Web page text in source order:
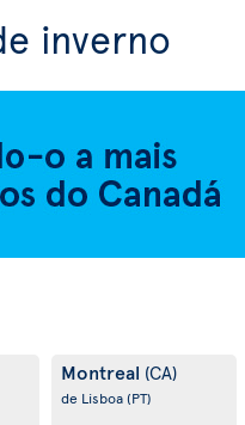
inverno
Montreal (CA)
de Lisboa(PT)